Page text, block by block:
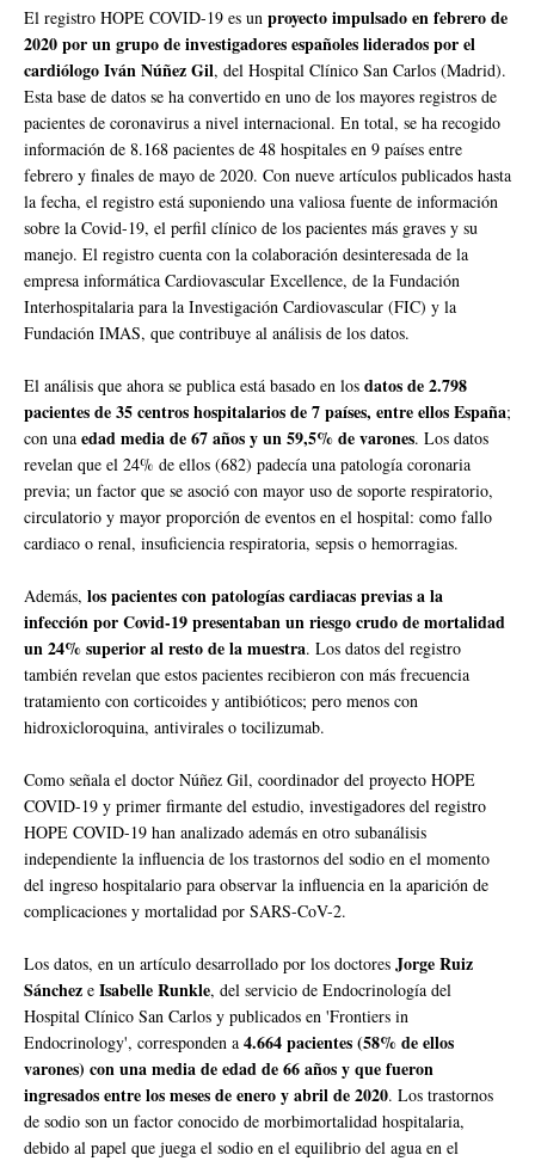
El registro HOPE COVID-19 es un proyecto impulsado en febrero de
2020 por un grupo de investigadores españoles liderados por el
cardiólogo Iván Núñez Gil, del Hospital Clínico San Carlos (Madrid).
Esta base de datos se ha convertido en uno de los mayores registros de
pacientes de coronavirus a nivel internacional. En total, se ha recogido
información de 8.168 pacientes de 48 hospitales en 9 países entre
febrero y finales de mayo de 2020. Con nueve artículos publicados hasta
la fecha, el registro está suponiendo una valiosa fuente de información
sobre la Covid-19, el perfil clínico de los pacientes más graves y su
manejo. El registro cuenta con la colaboración desinteresada de la
empresa informática Cardiovascular Excellence, de la Fundación
Interhospitalaria para la Investigación Cardiovascular (FIC) y la
Fundación IMAS, que contribuye al análisis de los datos.
El análisis que ahora se publica está basado en los datos de 2.798
pacientes de 35 centros hospitalarios de 7 países, entre ellos España;
con una edad media de 67 años y un 59,5% de varones. Los datos
revelan que el 24% de ellos (682) padecía una patología coronaria
previa; un factor que se asoció con mayor uso de soporte respiratorio,
circulatorio y mayor proporción de eventos en el hospital: como fallo
cardiaco o renal, insuficiencia respiratoria, sepsis o hemorragias.
Además, los pacientes con patologías cardiacas previas a la
infección por Covid-19 presentaban un riesgo crudo de mortalidad
un 24% superior al resto de la muestra. Los datos del registro
también revelan que estos pacientes recibieron con más frecuencia
tratamiento con corticoides y antibióticos; pero menos con
hidroxicloroquina, antivirales o tocilizumab.
Como señala el doctor Núñez Gil, coordinador del proyecto HOPE
COVID-19 y primer firmante del estudio, investigadores del registro
HOPE COVID-19 han analizado además en otro subanálisis
independiente la influencia de los trastornos del sodio en el momento
del ingreso hospitalario para observar la influencia en la aparición de
complicaciones y mortalidad por SARS-CoV-2.
Los datos, en un artículo desarrollado por los doctores Jorge Ruiz
Sánchez e Isabelle Runkle, del servicio de Endocrinología del
Hospital Clínico San Carlos y publicados en 'Frontiers in
Endocrinology', corresponden a 4.664 pacientes (58% de ellos
varones) con una media de edad de 66 años y que fueron
ingresados entre los meses de enero y abril de 2020. Los trastornos
de sodio son un factor conocido de morbimortalidad hospitalaria,
debido al papel que juega el sodio en el equilibrio del agua en el